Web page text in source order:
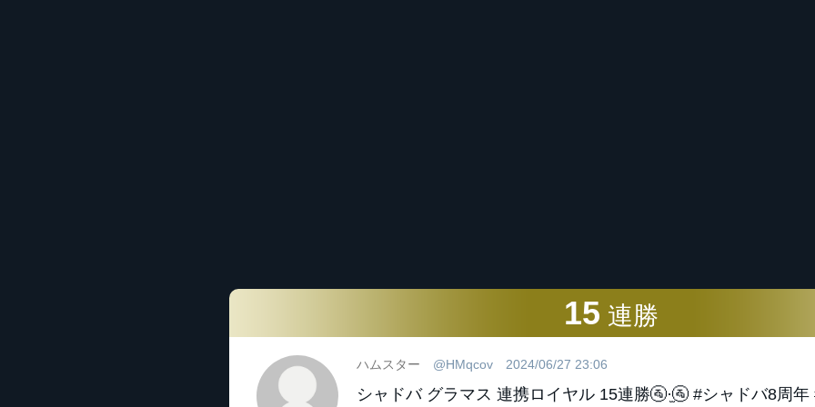
15 連勝
ハムスター @HMqcov 2024/06/27 23:06
シャドバ グラマス 連携ロイヤル 15連勝🚰·̫🚰 #シャドバ8周